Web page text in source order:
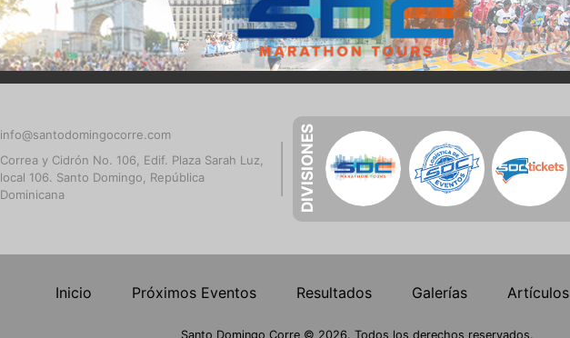
info@santodomingocorre.com
Correa y Cidrón No. 106, Edif. Plaza Sarah Luz,
local 106. Santo Domingo, República
Dominicana
DIVISIONES
Inicio Próximos Eventos Resultados Galerías Artículos
Santo Domingo Corre © 2026. Todos los derechos reservados.